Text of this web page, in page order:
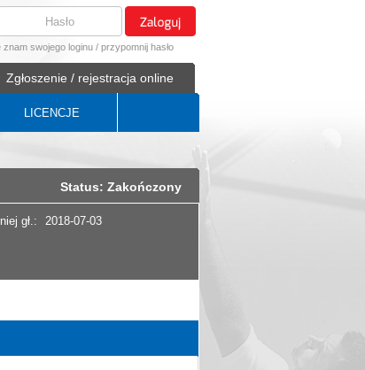
znam swojego loginu / przypomnij hasło
Zgłoszenie / rejestracja online
LICENCJE
Status: Zakończony
gł.: 2018-07-03